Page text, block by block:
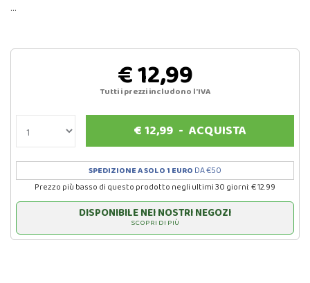
…
€ 12,99
Tutti i prezzi includono l'IVA
€12,99- ACQUISTA
SPEDIZIONE A SOLO 1 EURO DA €50
Prezzo più basso di questo prodotto negli ultimi 30 giorni: € 12.99
DISPONIBILE NEI NOSTRI NEGOZI
SCOPRI DI PIÙ